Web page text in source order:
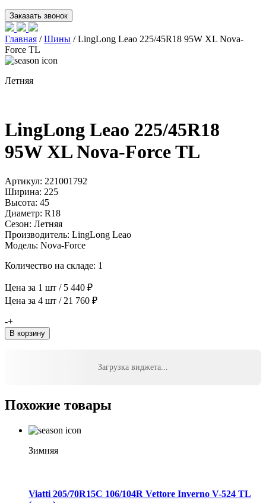
Главная /Шины / LingLong Leao 225/45R18 95W XL Nova-
Force TL
Летняя
LingLong Leao 225/45R18
95W XL Nova-Force TL
Артикул: 221001792
Ширина: 225
Высота: 45
Диаметр: R18
Сезон: Летняя
Производитель: LingLong Leao
Модель: Nova-Force
Количество на складе: 1
Цена за 1 шт / 5 440 ₽
Цена за 4 шт / 21 760 ₽
Количество
товара
LingLong
Force
-+
В корзину
Загрузка виджета...
Похожие товары
Зимняя
Viatti 205/70R15C 106/104R Vettore Inverno V-524 TL